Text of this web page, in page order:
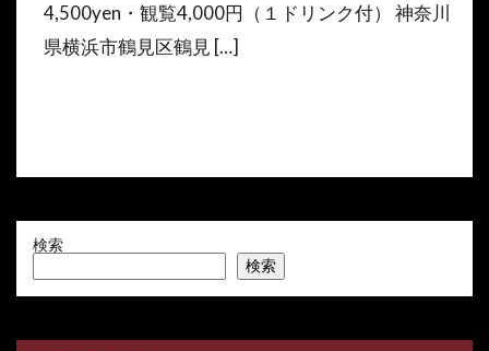
4,500yen・観覧4,000円（１ドリンク付） 神奈川
県横浜市鶴見区鶴見 […]
検索
検索